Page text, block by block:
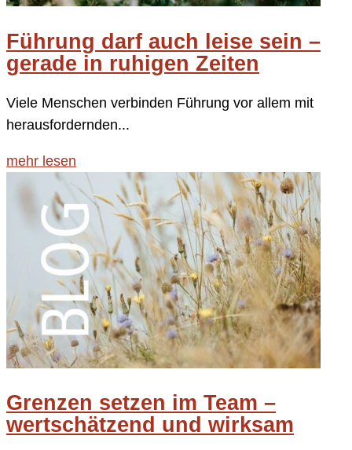
Führung darf auch leise sein –
gerade in ruhigen Zeiten
Viele Menschen verbinden Führung vor allem mit
herausfordernden...
mehr lesen
Grenzen setzen im Team –
wertschätzend und wirksam